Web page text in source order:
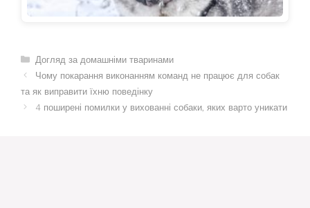
Категорії
Догляд за домашніми тваринами
Чому покарання виконанням команд не працює для собак
та як виправити їхню поведінку
4 поширені помилки у вихованні собаки, яких варто уникати